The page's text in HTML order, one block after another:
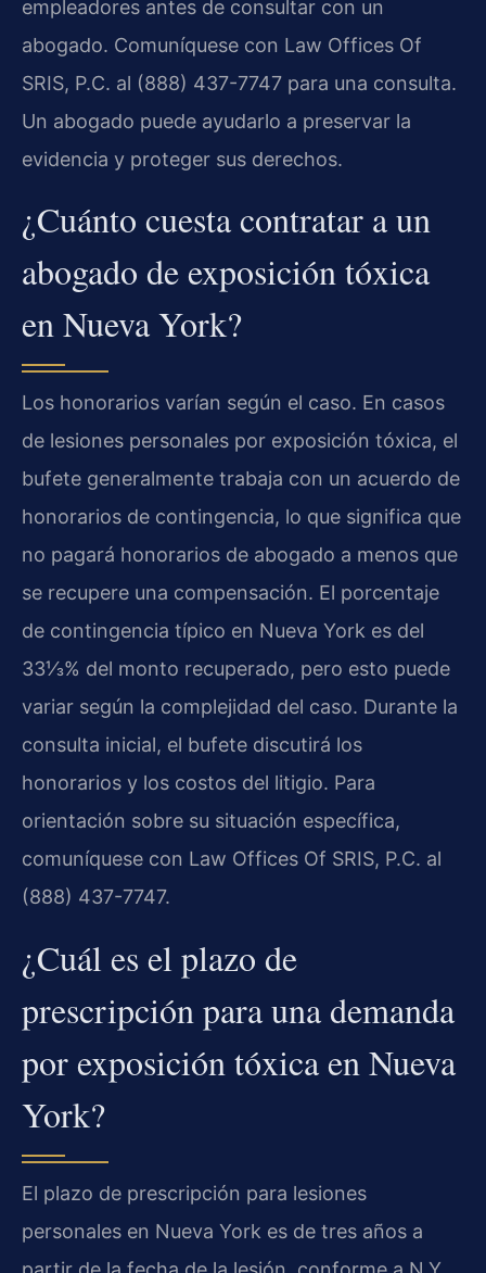
empleadores antes de consultar con un
abogado. Comuníquese con Law Offices Of
SRIS, P.C. al (888) 437-7747 para una consulta.
Un abogado puede ayudarlo a preservar la
evidencia y proteger sus derechos.
¿Cuánto cuesta contratar a un
abogado de exposición tóxica
en Nueva York?
Los honorarios varían según el caso. En casos
de lesiones personales por exposición tóxica, el
bufete generalmente trabaja con un acuerdo de
honorarios de contingencia, lo que significa que
no pagará honorarios de abogado a menos que
se recupere una compensación. El porcentaje
de contingencia típico en Nueva York es del
33⅓% del monto recuperado, pero esto puede
variar según la complejidad del caso. Durante la
consulta inicial, el bufete discutirá los
honorarios y los costos del litigio. Para
orientación sobre su situación específica,
comuníquese con Law Offices Of SRIS, P.C. al
(888) 437-7747.
¿Cuál es el plazo de
prescripción para una demanda
por exposición tóxica en Nueva
York?
El plazo de prescripción para lesiones
personales en Nueva York es de tres años a